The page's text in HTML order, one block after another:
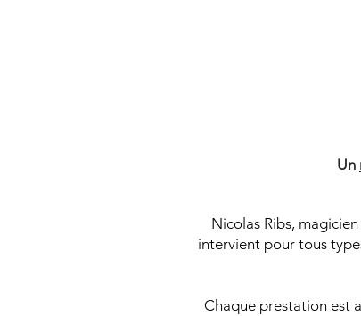
Un
Nicolas Ribs,
intervient pour tous
Chaque prestation est